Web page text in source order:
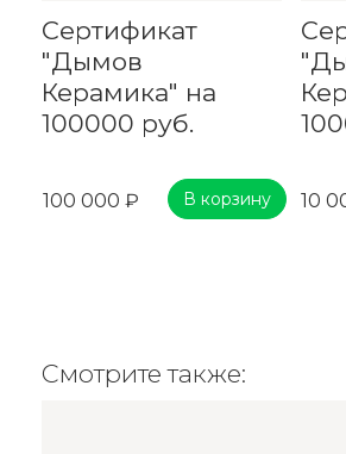
Сертификат
"Дымов
Керамика" на
100000 руб.
100 000 ₽ В корзину 10
Смотрите также: